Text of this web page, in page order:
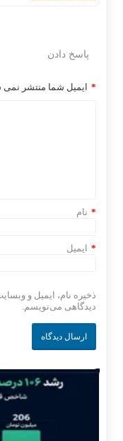
پاسخ دادن
ایمیل شما منتشر نمی *
نام *
ایمیل *
ذخیره نام، ایمیل و
دیدگاهی می‌نویسم.